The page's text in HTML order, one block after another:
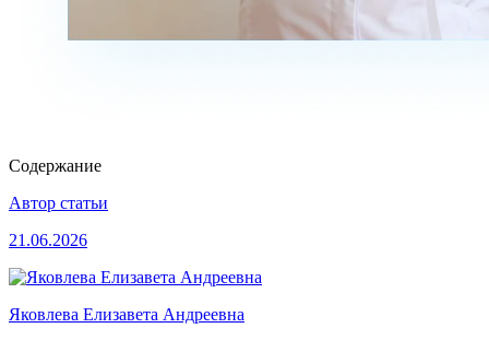
Содержание
Автор статьи
21.06.2026
Яковлева Елизавета Андреевна